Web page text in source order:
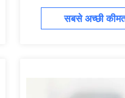
सबसे अच्छी कीमत